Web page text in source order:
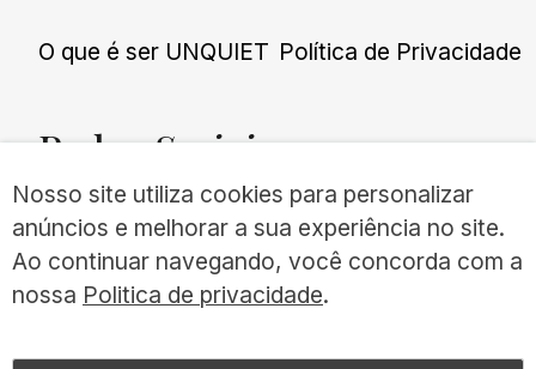
O que é ser UNQUIET Política de Privacidade
RedesSociais
TODOS OS DIREITOS RESERVADOS
Nosso site utiliza cookies para personalizar
anúncios e melhorar a sua experiência no site.
Ao continuar navegando, você concorda com a
nossa Politica de privacidade.